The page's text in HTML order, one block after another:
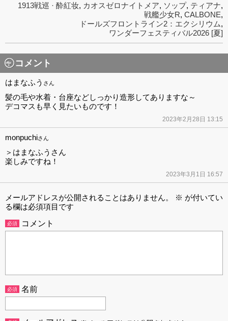
1913戦巡 · 酔紅妆, カオスゼロナイトメア, ソップ, ティアナ,
戦艦少女R, CALBONE,
ドールズフロントライン2：エクシリウム,
ワンダーフェスティバル2026 [夏]
コメント
はまなふう さん
髪の毛や水着・台座などしっかり造形してありますな～
デコマスも早く見たいものです！
2023年2月28日 13:15
monpuchiさん
＞はまなふうさん
楽しみですね！
2023年3月1日 16:57
メールアドレスが公開されることはありません。 ※ が付いてい
る欄は必須項目です
必須 コメント
必須 名前